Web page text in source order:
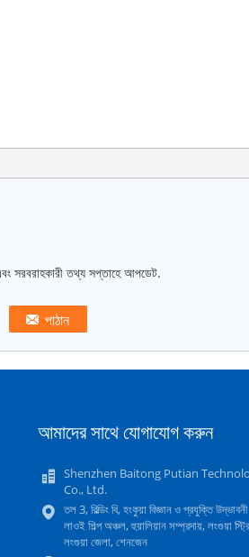
সরবরাহকারী তথ্য সপ্তাহে আপডেট.
আমাদের সাথে যোগাযোগ করুন
Shenzhen Baitong Putian
Co., Ltd.
তল 3, বিল্ডিং বি, হংকুয়া বিজ্ঞান ও প্রযুক্তি উদ্ভাবনী
লাওই শিল্প অঞ্চল, হুয়ালিয়ান সম্প্রদায়, লংগুয়া
লংগুয়া জেলা, শেনজেন